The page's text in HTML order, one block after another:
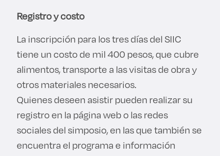
Registro y costo
La inscripción para los tres días del SIIC
tiene un costo de mil 400 pesos, que cubre
alimentos, transporte a las visitas de obra y
otros materiales necesarios.
Quienes deseen asistir pueden realizar su
registro en la página web o las redes
sociales del simposio, en las que también se
encuentra el programa e información